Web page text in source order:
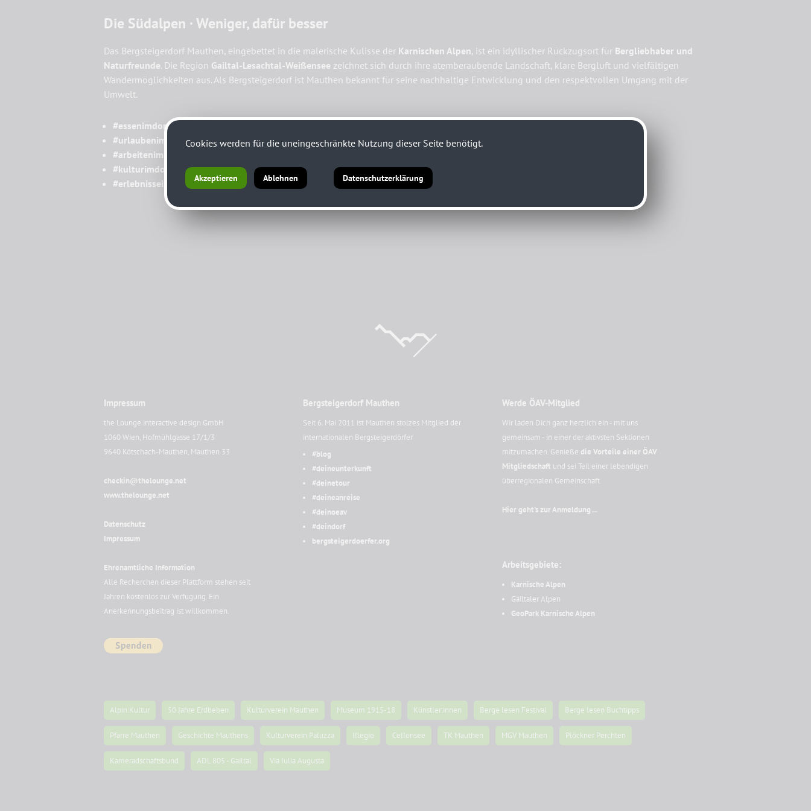
Die Südalpen · Weniger, dafür besser
Das Bergsteigerdorf Mauthen, eingebettet in die malerische Kulisse der Karnischen Alpen, ist ein idyllischer Rückzugsort für Bergliebhaber und
Naturfreunde. Die Region Gailtal-Lesachtal-Weißensee zeichnet sich durch ihre atemberaubende Landschaft, klare Bergluft und vielfältigen
Wandermöglichkeiten aus. Als Bergsteigerdorf ist Mauthen bekannt für seine nachhaltige Entwicklung und den respektvollen Umgang mit der
Umwelt.
#essenimdorf
#urlaubenimdorf
#arbeitenimdorf
#kulturimdorf
#erlebnisseimdorf
Impressum
the Lounge interactive design GmbH
1060 Wien, Hofmühlgasse 17/1/3
9640 Kötschach-Mauthen, Mauthen 33
checkin@thelounge.net
www.thelounge.net
Datenschutz
Impressum
Ehrenamtliche Information
Alle Recherchen dieser Plattform stehen seit
Jahren kostenlos zur Verfügung. Ein
Anerkennungsbeitrag ist willkommen.
Bergsteigerdorf Mauthen
Seit 6. Mai 2011 ist Mauthen stolzes Mitglied der
internationalen Bergsteigerdörfer
#blog
#deineunterkunft
#deinetour
#deineanreise
#deinoeav
#deindorf
bergsteigerdoerfer.org
Werde ÖAV-Mitglied
Wir laden Dich ganz herzlich ein - mit uns
gemeinsam - in einer der aktivsten Sektionen
mitzumachen. Genieße die Vorteile einer ÖAV
Mitgliedschaft und sei Teil einer lebendigen
überregionalen Gemeinschaft.
Hier geht's zur Anmeldung ...
Arbeitsgebiete:
Karnische Alpen
Gailtaler Alpen
GeoPark Karnische Alpen
Alpin:Kultur 50 Jahre Erdbeben Kulturverein Mauthen Museum 1915-18 Künstler:innen Berge lesen Festival Berge lesen Buchtipps
Pfarre Mauthen Geschichte Mauthens Kulturverein Paluzza Illegio Cellonsee TK Mauthen MGV Mauthen Plöckner Perchten
Kameradschaftsbund ADL 805 - Gailtal Via Iulia Augusta
Cookies werden für die uneingeschränkte Nutzung dieser Seite benötigt.
Akzeptieren Ablehnen Datenschutzerklärung